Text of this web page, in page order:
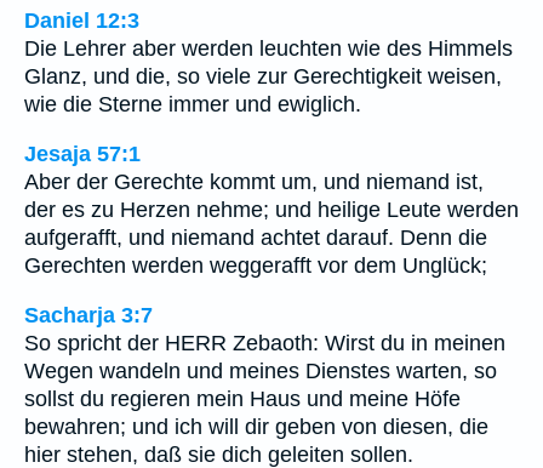
Daniel 12:3
Die Lehrer aber werden leuchten wie des Himmels
Glanz, und die, so viele zur Gerechtigkeit weisen,
wie die Sterne immer und ewiglich.
Jesaja 57:1
Aber der Gerechte kommt um, und niemand ist,
der es zu Herzen nehme; und heilige Leute werden
aufgerafft, und niemand achtet darauf. Denn die
Gerechten werden weggerafft vor dem Unglück;
Sacharja 3:7
So spricht der HERR Zebaoth: Wirst du in meinen
Wegen wandeln und meines Dienstes warten, so
sollst du regieren mein Haus und meine Höfe
bewahren; und ich will dir geben von diesen, die
hier stehen, daß sie dich geleiten sollen.